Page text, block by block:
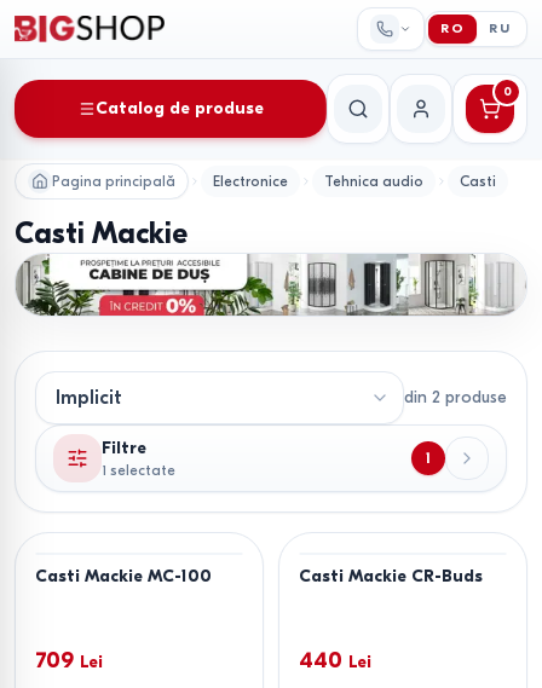
RO RU
Catalog de produse
CăutareContul meu
0
Pagina principală Electronice Tehnica audio Casti
Casti Mackie
din 2 produse
Filtre
1 selectate
1
Casti Mackie MC-100
709 Lei
Casti Mackie CR-Buds
440 Lei